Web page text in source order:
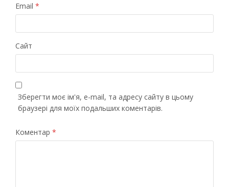
Email *
Сайт
Зберегти моє ім'я, e-mail, та адресу сайту в цьому
браузері для моїх подальших коментарів.
Коментар *